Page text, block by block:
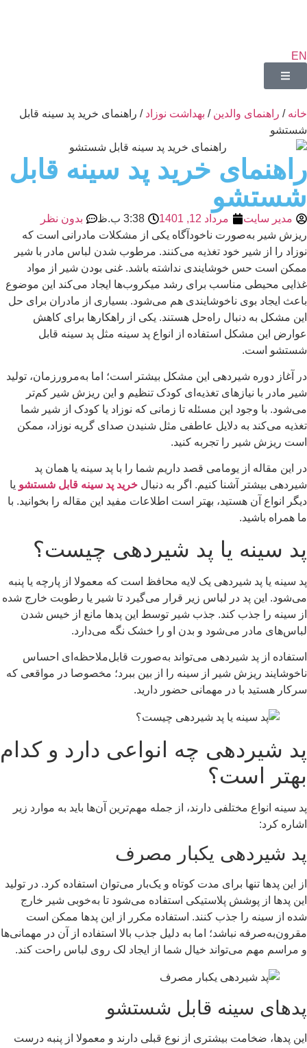
EN
خانه / راهنمای والدین / بهداشت نوزاد / راهنمای خرید پد سینه قابل
شستشو
راهنمای خرید پد سینه قابل
شستشو
مدیر سایت مرداد 12, 1401 3:38 ب.ظ
بدون نظر
ریزش شیر به‌صورت ناخودآگاه یکی از مشکلات مادرانی است که
نوزاد را از شیر خود تغذیه می‌کنند. مرطوب شدن لباس مادر با شیر
ممکن است حس خوشایندی نداشته باشد. غنی بودن شیر از مواد
غذایی محیطی مناسب برای رشد میکروب‌ها ایجاد می‌کند این موضوع
باعث ایجاد بوی ناخوشایندی هم می‌شود. بسیاری از مادران برای حل
این مشکل به دنبال راه‌حل هستند. یکی از راهکارها برای کاهش
عوارض این مشکل استفاده از انواع پد سینه مثل پد سینه قابل
شستشو است.
در آغاز دوره شیردهی این مشکل بیشتر است؛ اما به‌مرورزمان، تولید
شیر مادر با نیازهای تغذیه‌ای کودک تنظیم و این ریزش شیر کم‌تر
می‌شود. با وجود این مسئله تا زمانی که نوزاد یا کودک از شیر شما
تغذیه می‌کند به دلایل عاطفی مثل شنیدن صدای گریه نوزاد، ممکن
است ریزش شیر را تجربه کنید.
در این مقاله از یومامی قصد داریم شما را با پد سینه یا همان پد
شیردهی بیشتر آشنا کنیم. اگر به دنبال خرید پد سینه قابل شستشو یا
دیگر انواع آن هستید، بهتر است اطلاعات مفید این مقاله را بخوانید. با
ما همراه باشید.
پد سینه یا پد شیردهی چیست؟
پد سینه یا پد شیردهی یک لایه محافظ است که معمولا از پارچه یا پنبه
می‌شود. این پد در لباس زیر قرار می‌گیرد تا شیر یا رطوبت خارج شده
از سینه را جذب کند. جذب شیر توسط این پدها مانع از خیس شدن
لباس‌های مادر می‌شود و بدن او را خشک نگه می‌دارد.
استفاده از پد شیردهی می‌تواند به‌صورت قابل‌ملاحظه‌ای احساس
ناخوشایند ریزش شیر از سینه را از بین ببرد؛ مخصوصا در مواقعی که
سرکار هستید با در مهمانی حضور دارید.
پد شیردهی چه انواعی دارد و کدام
بهتر است؟
پد سینه انواع مختلفی دارند، از جمله مهم‌ترین آن‌ها باید به موارد زیر
اشاره کرد:
پد شیردهی یکبار مصرف
از این پدها تنها برای مدت کوتاه و یک‌بار می‌توان استفاده کرد. در تولید
این پدها از پوشش پلاستیکی استفاده می‌شود تا به‌خوبی شیر خارج
شده از سینه را جذب کنند. استفاده مکرر از این پدها ممکن است
مقرون‌به‌صرفه نباشد؛ اما به دلیل جذب بالا استفاده از آن در مهمانی‌ها
و مراسم مهم می‌تواند خیال شما از ایجاد لک روی لباس راحت کند.
پدهای سینه قابل شستشو
این پدها، ضخامت بیشتری از نوع قبلی دارند و معمولا از پنبه درست